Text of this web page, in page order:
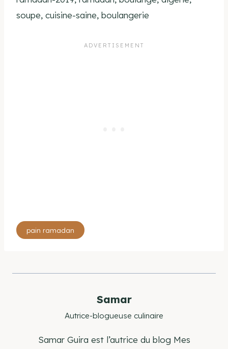
soupe, cuisine-saine, boulangerie
Étiquettes
de
publication :
pain ramadan
Samar
Autrice-blogueuse culinaire
Samar Guira est l’autrice du blog Mes